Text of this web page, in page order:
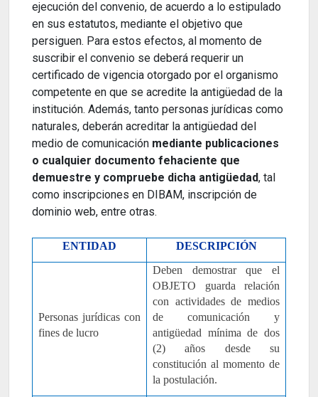
ejecución del convenio, de acuerdo a lo estipulado
en sus estatutos, mediante el objetivo que
persiguen. Para estos efectos, al momento de
suscribir el convenio se deberá requerir un
certificado de vigencia otorgado por el organismo
competente en que se acredite la antigüedad de la
institución. Además, tanto personas jurídicas como
naturales, deberán acreditar la antigüedad del
medio de comunicación mediante publicaciones
o cualquier documento fehaciente que
demuestre y compruebe dicha antigüedad, tal
como inscripciones en DIBAM, inscripción de
dominio web, entre otras.
ENTIDAD DESCRIPCIÓN
Personas jurídicas con
fines de lucro
Deben demostrar que el
OBJETO guarda relación
con actividades de medios
de comunicación y
antigüedad mínima de dos
(2) años desde su
constitución al momento de
la postulación.